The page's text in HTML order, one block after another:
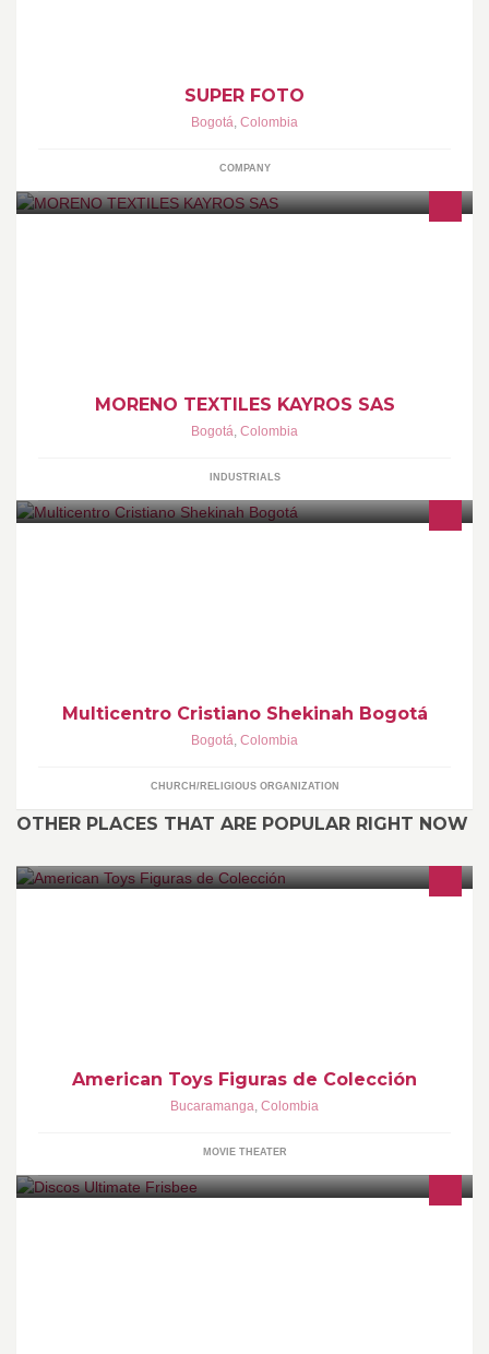
SUPER FOTO
Bogotá, Colombia
COMPANY
MORENO TEXTILES KAYROS SAS
Bogotá, Colombia
INDUSTRIALS
Multicentro Cristiano Shekinah Bogotá
Bogotá, Colombia
CHURCH/RELIGIOUS ORGANIZATION
OTHER PLACES THAT ARE POPULAR RIGHT NOW
American Toys Figuras de Colección
Bucaramanga, Colombia
MOVIE THEATER